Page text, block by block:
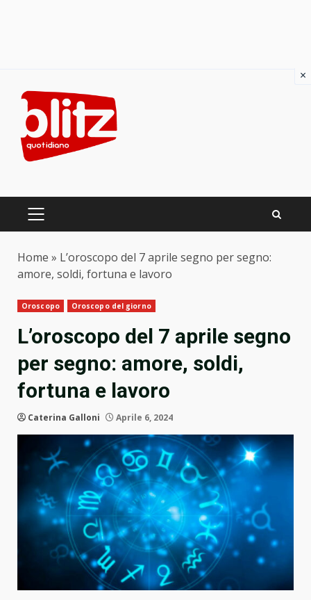
content
PRIMARY
Home » L’oroscopo del 7 aprile segno per segno:
amore, soldi, fortuna e lavoro
Oroscopo Oroscopo del giorno
L’oroscopo del 7 aprile segno
per segno: amore, soldi,
fortuna e lavoro
Caterina Galloni Aprile 6, 2024
×